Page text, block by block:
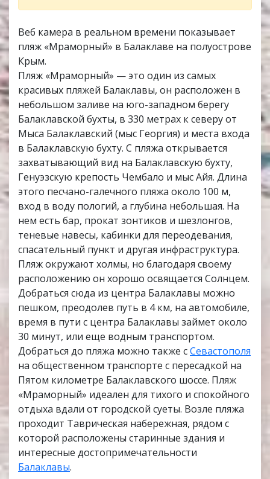
Веб камера в реальном времени показывает
пляж «Мраморный» в Балаклаве на полуострове
Крым.
Пляж «Мраморный» — это один из самых
красивых пляжей Балаклавы, он расположен в
небольшом заливе на юго-западном берегу
Балаклавской бухты, в 330 метрах к северу от
Мыса Балаклавский (мыс Георгия) и места входа
в Балаклавскую бухту. С пляжа открывается
захватывающий вид на Балаклавскую бухту,
Генуэзскую крепость Чембало и мыс Айя. Длина
этого песчано-галечного пляжа около 100 м,
вход в воду пологий, а глубина небольшая. На
нем есть бар, прокат зонтиков и шезлонгов,
теневые навесы, кабинки для переодевания,
спасательный пункт и другая инфраструктура.
Пляж окружают холмы, но благодаря своему
расположению он хорошо освящается Солнцем.
Добраться сюда из центра Балаклавы можно
пешком, преодолев путь в 4 км, на автомобиле,
время в пути с центра Балаклавы займет около
30 минут, или еще водным транспортом.
Добраться до пляжа можно также сСевастополя
на общественном транспорте с пересадкой на
Пятом километре Балаклавского шоссе. Пляж
«Мраморный» идеален для тихого и спокойного
отдыха вдали от городской суеты. Возле пляжа
проходит Таврическая набережная, рядом с
которой расположены старинные здания и
интересные достопримечательности
Балаклавы.